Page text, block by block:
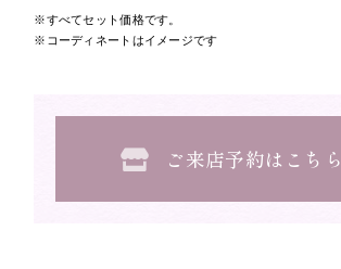
すべてセット価格です。
コーディネートはイメージです
ご来店予約はこちら